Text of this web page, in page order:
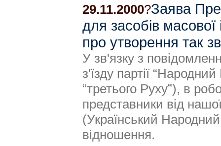
29.11.2000?Заява
для засобів
про утворення так
У зв'язку з
з'їзду партії
“третього Руху”), в
представники від
(Український
відношення.